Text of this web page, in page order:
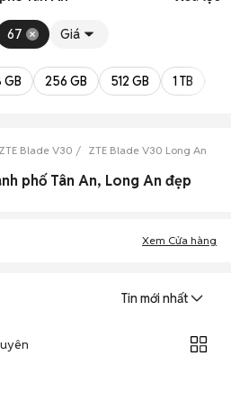
67 Giá
GB 256 GB 512 GB 1 TB
ZTE Blade V30 ZTE Blade V30 Long An
phố Tân An, Long An đẹp
Xem Cửa hàng
Tin mới nhất